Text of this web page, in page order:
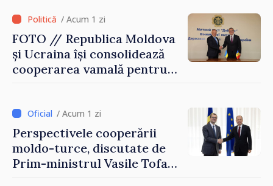
/ Acum 1 zi
FOTO // Republica Moldova
și Ucraina își consolidează
cooperarea vamală pentru
Reuniune la Moghiliov-
Podolsk
/ Acum 1 zi
Perspectivele cooperării
moldo-turce, discutate de
Prim-ministrul Vasile Tofan